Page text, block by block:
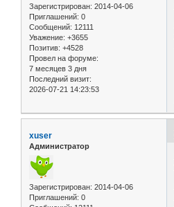
Зарегистрирован: 2014-04-06
Приглашений: 0
Сообщений: 12111
Уважение: +3655
Позитив: +4528
Провел на форуме:
7 месяцев 3 дня
Последний визит:
2026-07-21 14:23:53
xuser
Администратор
Зарегистрирован: 2014-04-06
Приглашений: 0